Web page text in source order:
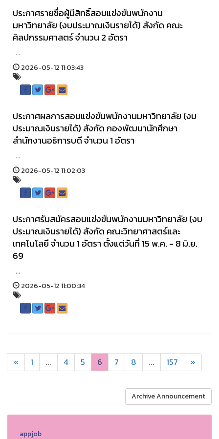
ประกาศรายชื่อผู้มีสิทธิ์สอบแข่งขันพนักงาน
มหาวิทยาลัย (งบประมาณเงินรายได้) สังกัด คณะ
ศิลปกรรมศาสตร์ จำนวน 2 อัตรา
...
2026-05-12 11:03:43
ประกาศผลการสอบแข่งขันพนักงานมหาวิทยาลัย (งบ
ประมาณเงินรายได้) สังกัด กองพัฒนานักศึกษา
สำนักงานอธิการบดี จำนวน 1 อัตรา
...
2026-05-12 11:02:03
ประกาศรับสมัครสอบแข่งขันพนักงานมหาวิทยาลัย (งบ
ประมาณเงินรายได้) สังกัด คณะวิทยาศาสตร์และ
เทคโนโลยี จำนวน 1 อัตรา ตั้งแต่วันที่ 15 พ.ค. - 8 มิ.ย.
69
...
2026-05-12 11:00:34
« 1 ... 4 5 6 7 8 ... 157 »
Archive Announcement
appjob